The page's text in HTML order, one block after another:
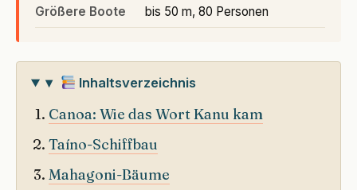
Größere Boote bis 50 m, 80 Personen
▾ Inhaltsverzeichnis
Canoa: Wie das Wort Kanu kam
Taíno-Schiffbau
Mahagoni-Bäume